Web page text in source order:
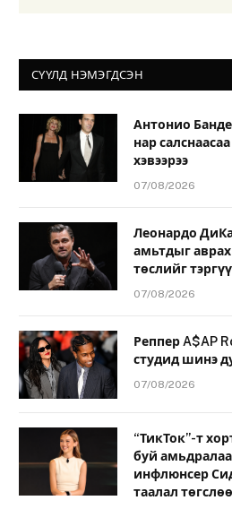
СҮҮЛД НЭМЭГДСЭН
Антонио
нар
хэвээрээ
07/08/2026
Леонардо
амьтдыг
төслийг
07/08/2026
Реппер A$AP
студид шинэ
07/08/2026
“ТикТок”-т
буй
инфлюнсер
таалал төгслөө